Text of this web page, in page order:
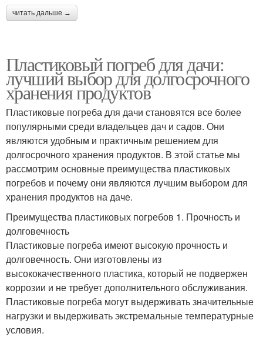
читать дальше →
Пластиковый погреб для дачи:
лучший выбор для долгосрочного
хранения продуктов
Пластиковые погреба для дачи становятся все более
популярными среди владельцев дач и садов. Они
являются удобным и практичным решением для
долгосрочного хранения продуктов. В этой статье мы
рассмотрим основные преимущества пластиковых
погребов и почему они являются лучшим выбором для
хранения продуктов на даче.
Преимущества пластиковых погребов 1. Прочность и
долговечность
Пластиковые погреба имеют высокую прочность и
долговечность. Они изготовлены из
высококачественного пластика, который не подвержен
коррозии и не требует дополнительного обслуживания.
Пластиковые погреба могут выдерживать значительные
нагрузки и выдерживать экстремальные температурные
условия.